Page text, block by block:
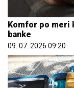
Komfor po meri
banke
09. 07. 2026 09:20